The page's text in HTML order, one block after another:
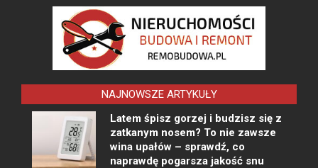
NAJNOWSZE ARTYKUŁY
Latem śpisz gorzej i budzisz się z
zatkanym nosem? To nie zawsze
wina upałów – sprawdź, co
naprawdę pogarsza jakość snu